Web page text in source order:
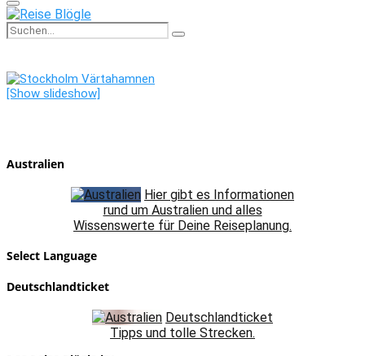
Primary
Menu
Search
for:
Search
[Show slideshow]
Australien
Hier gibt es Informationen
rund um Australien und alles
Wissenswerte für Deine Reiseplanung.
Select Language
Deutschlandticket
Deutschlandticket
Tipps und tolle Strecken.